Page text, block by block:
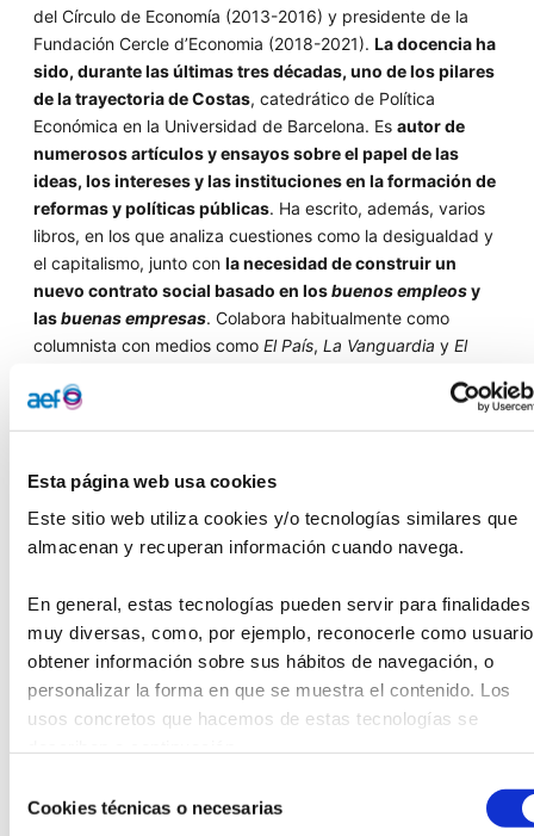
Esta página web usa cookies
Este sitio web utiliza cookies y/o tecnologías similares que
almacenan y recuperan información cuando navega.
En general, estas tecnologías pueden servir para finalidades
muy diversas, como, por ejemplo, reconocerle como
obtener información sobre sus hábitos de navegación, o
personalizar la forma en que se muestra el contenido. Los
usos concretos que hacemos de estas tecnologías se
deCookies técnicas o necesarias
del Círculo de Economía (2013-2016) y presidente de la
Fundación Cercle d’Economia (2018-2021). La docencia ha
sido, durante las últimas tres décadas, uno de los pilares
de la trayectoria de Costas, catedrático de Política
Económica en la Universidad de Barcelona. Es autor de
numerosos artículos y ensayos sobre el papel de las
ideas, los intereses y las instituciones en la formación de
reformas y políticas públicas. Ha escrito, además, varios
libros, en los que analiza cuestiones como la desigualdad y
el capitalismo, junto con la necesidad de construir un
nuevo contrato social basado en losbuenos empleosy
lasbuenas empresas. Colabora habitualmente como
columnista con medios como El País, La Vanguardia y El
de la Industria en España se han consolidado como
galardones de referencia en el país dentro del ámbito
industrial y tecnológico . Reconocen iniciativas que
innovación, sostenibilidad, competitividad y
compromiso con las personas.
un segundo premio
especial, el de Comunicación, que recaerá en Xataka
medio más leído en español sobre tecnología, ciencia y
electrónica de consumo. Además,28 empresas de
galardón en cada una de las siete categorías